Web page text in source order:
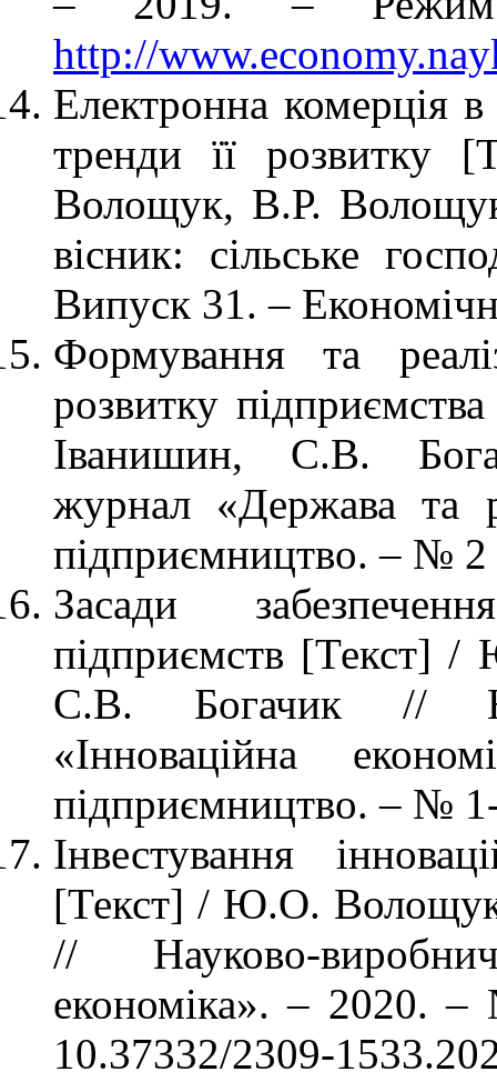
http://
Електронна комерція в
тренди її
Волощук, В.Р.
вісник: сільське
Випуск 31. –
Формування та
розвитку
Іванишин, С.В.
журнал «Держава та
підприємництво. – №
Засади
підприємств [Текст]
С.В. Богачик //
«Інноваційна
підприємництво. – №
Інвестування
[Текст] / Ю.О.
// Науково-
економіка». – 2020.
10.37332/2309-